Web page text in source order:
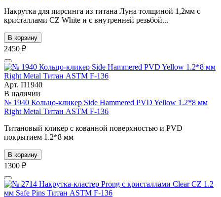
Накрутка для пирсинга из титана Луна толщиной 1,2мм с
кристаллами CZ White и с внутренней резьбой...
В корзину
2450 ₽
Арт. П1940
В наличии
№ 1940 Кольцо-кликер Side Hammered PVD Yellow 1.2*8 мм
Right Metal Титан ASTM F-136
Титановый кликер с кованной поверхностью и PVD
покрытием 1.2*8 мм
В корзину
1300 ₽